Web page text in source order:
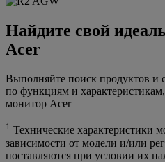
Найдите свой
Acer
Выполняйте поиск продуктов и
по функциям и
монитор Acer
1 Технические характеристики
зависимости от модели и/или
поставляются при условии их